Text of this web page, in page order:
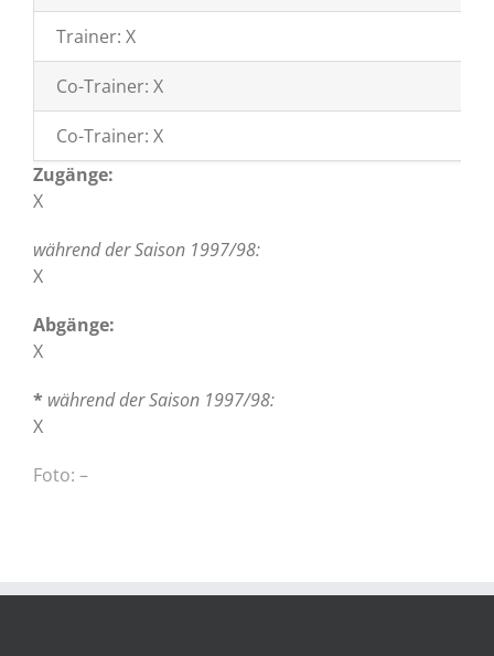
Trainer: X
Co-Trainer: X
Co-Trainer: X
Zugänge:
X
während der Saison 1997/98:
X
Abgänge:
X
* während der Saison 1997/98:
X
Foto: –